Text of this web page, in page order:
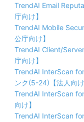
TrendAI Email
庁向け】
TrendAI Mobile
公庁向け】
TrendAI Client/
庁向け】
TrendAI InterScan
ンク(5-24)【法人向け
TrendAI InterScan
向け】
TrendAI InterScan